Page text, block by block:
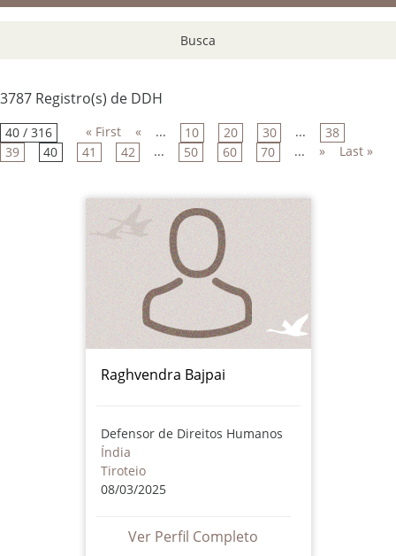
Busca
3787 Registro(s) de DDH
40 / 316 « First « ... 10 20 30 ...
38
39
40 41 42 ... 50 60 70 ... » Last »
Raghvendra Bajpai
Defensor de Direitos Humanos
Índia
Tiroteio
08/03/2025
Ver Perfil Completo